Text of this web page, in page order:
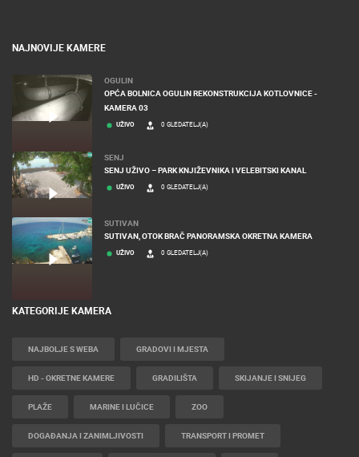
NAJNOVIJE KAMERE
OGULIN
OPĆA BOLNICA OGULIN REKONSTRUKCIJA KOTLOVNICE -
KAMERA 03
UŽIVO 0 GLEDATELJ(A)
SENJ
SENJ UŽIVO – PARK KNJIŽEVNIKA I VELEBITSKI KANAL
UŽIVO 0 GLEDATELJ(A)
SUTIVAN
SUTIVAN, OTOK BRAČ PANORAMSKA OKRETNA KAMERA
UŽIVO 0 GLEDATELJ(A)
KATEGORIJE KAMERA
NAJBOLJE S WEBA GRADOVI I MJESTA
HD - OKRETNE KAMERE GRADILIŠTA SKIJANJE I SNIJEG
PLAŽE MARINE I LUČICE ZOO
DOGAĐANJA I ZANIMLJIVOSTI TRANSPORT I PROMET